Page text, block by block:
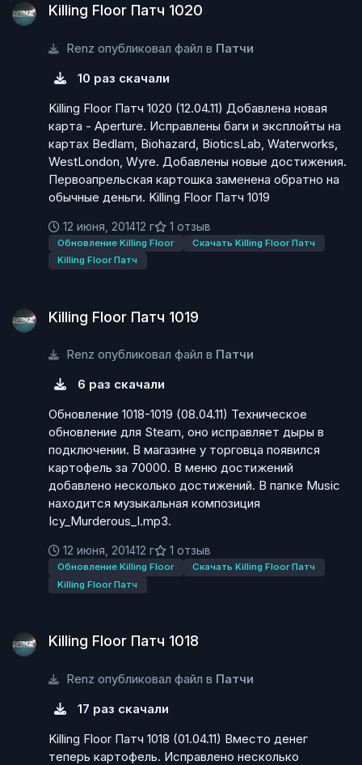
Killing Floor Патч 1020
Renz опубликовал файл в Патчи
10 раз скачали
Killing Floor Патч 1020 (12.04.11) Добавлена новая
карта - Aperture. Исправлены баги и эксплойты на
картах Bedlam, Biohazard, BioticsLab, Waterworks,
WestLondon, Wyre. Добавлены новые достижения.
Первоапрельская картошка заменена обратно на
обычные деньги. Killing Floor Патч 1019
12 июня, 201412 г 1 отзыв
Обновление Killing Floor
Скачать Killing Floor Патч
Killing Floor Патч
Killing Floor Патч 1019
Renz опубликовал файл в Патчи
6 раз скачали
Обновление 1018-1019 (08.04.11) Техническое
обновление для Steam, оно исправляет дыры в
подключении. В магазине у торговца появился
картофель за 70000. В меню достижений
добавлено несколько достижений. В папке Music
находится музыкальная композиция
Icy_Murderous_I.mp3.
12 июня, 201412 г 1 отзыв
Обновление Killing Floor
Скачать Killing Floor Патч
Killing Floor Патч
Killing Floor Патч 1018
Renz опубликовал файл в Патчи
17 раз скачали
Killing Floor Патч 1018 (01.04.11) Вместо денег
теперь картофель. Исправлено несколько